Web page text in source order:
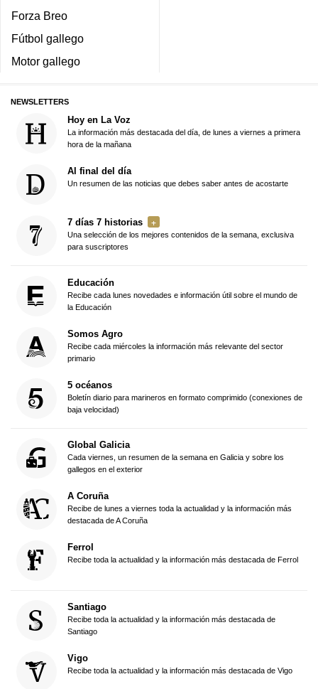
Forza Breo
Fútbol gallego
Motor gallego
NEWSLETTERS
Hoy en La Voz
La información más destacada del día, de lunes a viernes a primera
hora de la mañana
Al final del día
Un resumen de las noticias que debes saber antes de acostarte
7 días 7 historias
Una selección de los mejores contenidos de la semana, exclusiva
para suscriptores
Educación
Recibe cada lunes novedades e información útil sobre el mundo de
la Educación
Somos Agro
Recibe cada miércoles la información más relevante del sector
primario
5 océanos
Boletín diario para marineros en formato comprimido (conexiones de
baja velocidad)
Global Galicia
Cada viernes, un resumen de la semana en Galicia y sobre los
gallegos en el exterior
A Coruña
Recibe de lunes a viernes toda la actualidad y la información más
destacada de A Coruña
Ferrol
Recibe toda la actualidad y la información más destacada de Ferrol
Santiago
Recibe toda la actualidad y la información más destacada de
Santiago
Vigo
Recibe toda la actualidad y la información más destacada de Vigo